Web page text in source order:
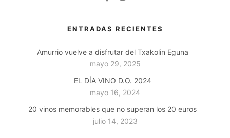
ENTRADAS RECIENTES
Amurrio vuelve a disfrutar del Txakolin Eguna
mayo 29, 2025
EL DÍA VINO D.O. 2024
mayo 16, 2024
20 vinos memorables que no superan los 20 euros
julio 14, 2023